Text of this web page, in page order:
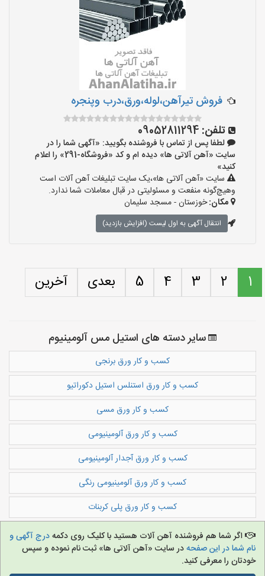
فروش تیرآهن،لوله،ورق،درب وپنجره
تلفن: 09052811294
لطفا پس از تماس با فروشنده بگویید: «آگهی شما را در
سایت «آهن آلاتی ها» دیده ام و کد «فروشگاه-291» را اعلام
کنید»
سایت «آهن آلاتی ها»،یک سایت تبلیغات آهن آلات است
وهیچ‌گونه منفعت و مسئولیتی در قبال معاملات شما ندارد.
مکان:خوزستان - مسجد سلیمان
انتقال آگهی به اول لیست (افزایش بازدید)
1
2
3
4
5 بعدی آخرین
سایر دسته های استیل مس آلومینیوم
کسب و کار ورق برنجی
کسب و کار ورق استنلس استیل دکوراتیو
کسب و کار ورق مسی
کسب و کار ورق آلومینیومی
کسب و کار ورق آجدار آلومینیومی
کسب و کار ورق آلومینیومی رنگی
کسب و کار ورق پلی کربنات
اگر شما هم فروشنده آهن آلات هستید با کلیک روی دکمهدرج آگهی و
نام شما در این صفحهدر سایت «آهن آلاتی ها» ثبت نام نموده و سپس
خودتان را معرفی کنید.